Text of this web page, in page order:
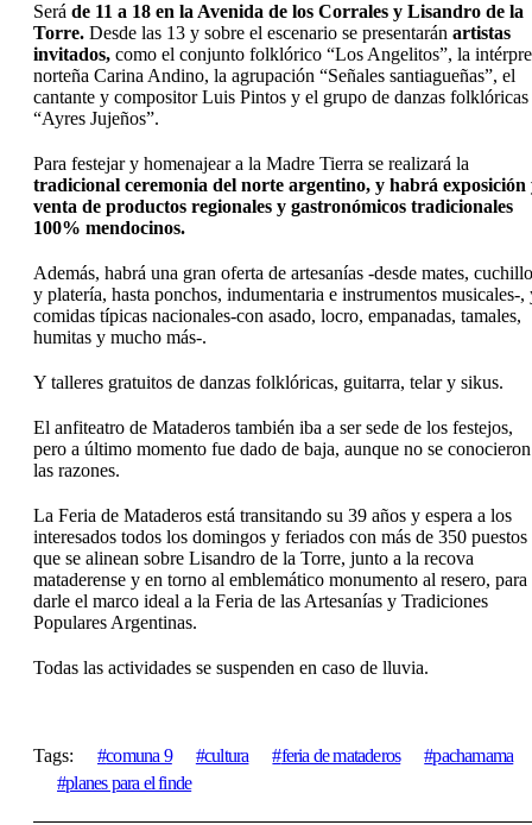
Será de 11 a 18 en la Avenida de los Corrales y Lisandro de la
Torre. Desde las 13 y sobre el escenario se presentarán artistas
invitados, como el conjunto folklórico “Los Angelitos”, la
norteña Carina Andino, la agrupación “Señales santiagueñas”, el
cantante y compositor Luis Pintos y el grupo de danzas folklóricas
“Ayres Jujeños”.
Para festejar y homenajear a la Madre Tierra se realizará la
tradicional ceremonia del norte argentino, y habrá exposición
venta de productos regionales y gastronómicos tradicionales
100% mendocinos.
Además, habrá una gran oferta de artesanías -desde mates,
y platería, hasta ponchos, indumentaria e instrumentos musicales-,
comidas típicas nacionales-con asado, locro, empanadas, tamales,
humitas y mucho más-.
Y talleres gratuitos de danzas folklóricas, guitarra, telar y sikus.
El anfiteatro de Mataderos también iba a ser sede de los festejos,
pero a último momento fue dado de baja, aunque no se conocieron
las razones.
La Feria de Mataderos está transitando su 39 años y espera a los
interesados todos los domingos y feriados con más de 350 puestos
que se alinean sobre Lisandro de la Torre, junto a la recova
mataderense y en torno al emblemático monumento al resero, para
darle el marco ideal a la Feria de las Artesanías y Tradiciones
Populares Argentinas.
Todas las actividades se suspenden en caso de lluvia.
Tags: comuna 9 cultura feria de mataderos
pachamama
planes para el finde